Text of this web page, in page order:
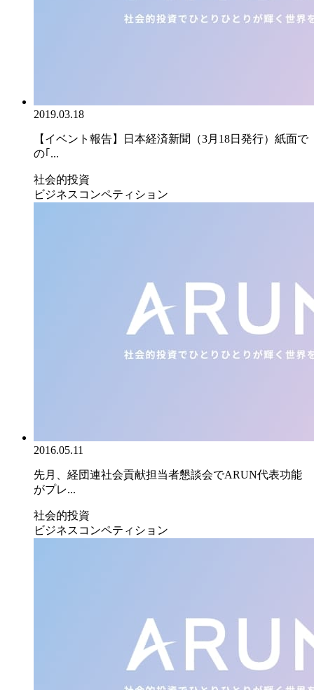
2019.03.18
【イベント報告】日本経済新聞（3月18日発行）紙面で
の｢...
社会的投資
ビジネスコンペティション
2016.05.11
先月、経団連社会貢献担当者懇談会でARUN代表功能
がプレ...
社会的投資
ビジネスコンペティション